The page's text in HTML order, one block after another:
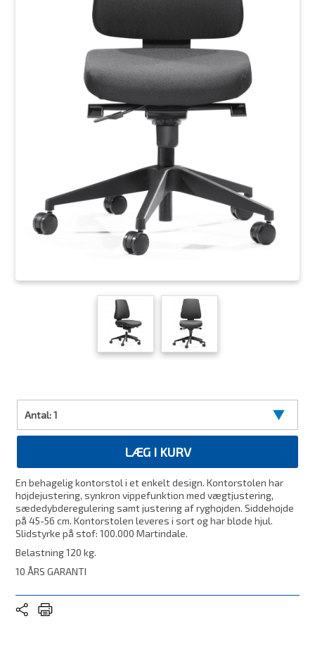
Antal:1
LÆG I KURV
En behagelig kontorstol i et enkelt design. Kontorstolen har
højdejustering, synkron vippefunktion med vægtjustering,
sædedybderegulering samt justering af ryghøjden. Siddehøjde
på 45-56 cm. Kontorstolen leveres i sort og har bløde hjul.
Slidstyrke på stof: 100.000 Martindale.
Belastning 120 kg.
10 ÅRS GARANTI